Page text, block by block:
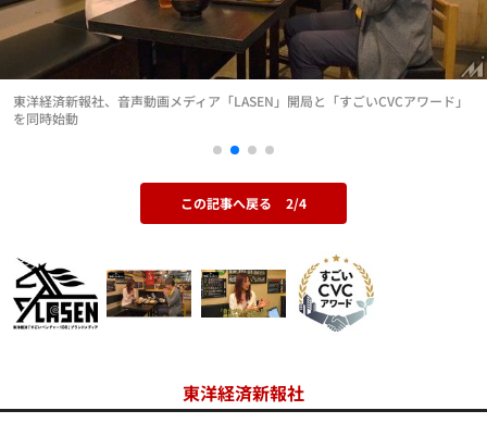
東洋経済新報社、音声動画メディア「LASEN」開局と「すごいCVCアワード」
を同時始動
この記事へ戻る 2/4
東洋経済新報社